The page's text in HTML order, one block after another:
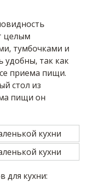
целым
тумбочками и
так как
приема пищи.
стол из
пищи он
для кухни: